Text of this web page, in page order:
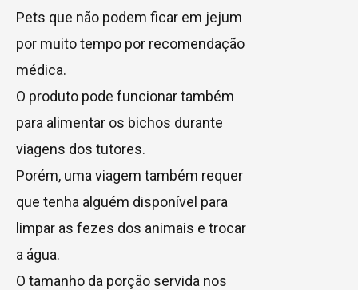
Pets que não podem ficar em jejum
por muito tempo por recomendação
médica.
O produto pode funcionar também
para alimentar os bichos durante
viagens dos tutores.
Porém, uma viagem também requer
que tenha alguém disponível para
limpar as fezes dos animais e trocar
a água.
O tamanho da porção servida nos